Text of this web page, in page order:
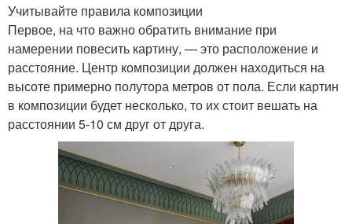
Учитывайте правила композиции
Первое, на что важно обратить внимание при
намерении повесить картину, — это расположение и
расстояние. Центр композиции должен находиться на
высоте примерно полутора метров от пола. Если картин
в композиции будет несколько, то их стоит вешать на
расстоянии 5-10 см друг от друга.